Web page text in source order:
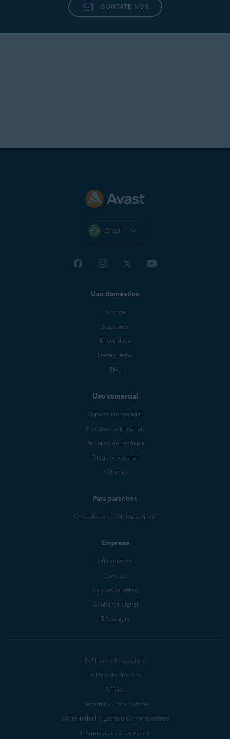
CONTATE-NOS
Brasil
Uso doméstico
Suporte
Segurança
Privacidade
Desempenho
Blog
Uso comercial
Suporte empresarial
Produtos empresariais
Parceiros de negócios
Blog empresarial
Afiliados
Para parceiros
Operadoras de telefonia móvel
Empresa
Fale conosco
Carreiras
Sala de imprensa
Confiança digital
Tecnologia
Política de Privacidade
Política de Produtos
Jurídico
Reportar vulnerabilidade
Sobre Trabalho Escravo Contemporâneo
Informações da assinatura